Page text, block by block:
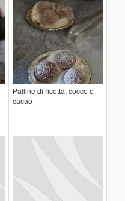
Palline di ricotta, cocco e
cacao